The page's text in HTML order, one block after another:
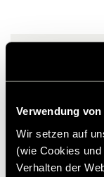
Verwendung
Wir setzen auf
(wie Cookies
Verhalten der
godt greb.
Den bageste
Vægt: ca. 2-3 kg
Passer varen